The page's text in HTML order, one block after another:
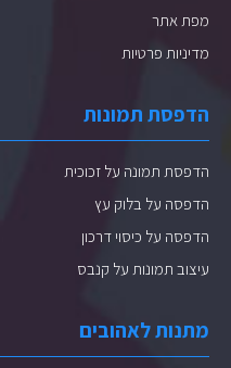
מפת אתר
מדיניות פרטיות
הדפסת תמונות
הדפסת תמונה על זכוכית
הדפסה על בלוק עץ
הדפסה על כיסוי דרכון
עיצוב תמונות על קנבס
מתנות לאהובים